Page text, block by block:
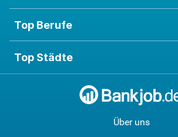
Top Berufe
Top Städte
Über uns